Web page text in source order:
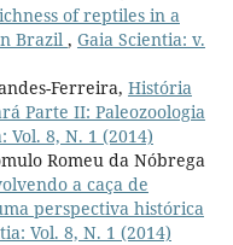
of reptiles in a
Brazil , Gaia Scientia: v.
Ferreira, História
Parte II: Paleozoologia
Vol. 8, N. 1 (2014)
Romeu da Nóbrega
a caça de
perspectiva histórica
Vol. 8, N. 1 (2014)